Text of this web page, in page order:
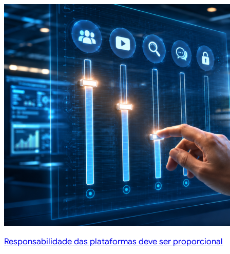
Responsabilidade das plataformas deve ser proporcional